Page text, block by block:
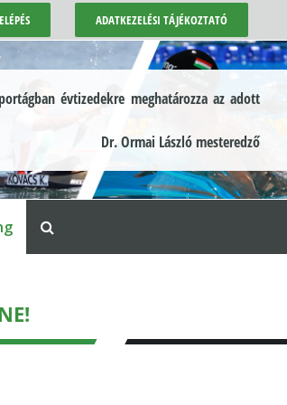
ADATKEZELÉSI TÁJÉKOZTATÓ
évtizedekre meghatározza az adott
Dr. Ormai László mesteredző